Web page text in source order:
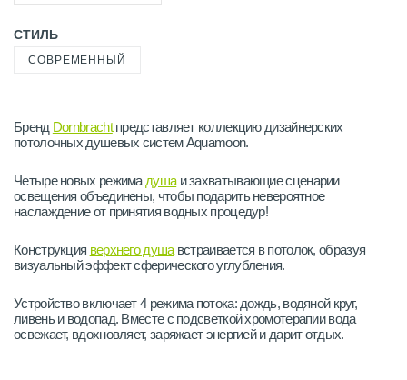
СТИЛЬ
СОВРЕМЕННЫЙ
Бренд Dornbrachtпредставляет коллекцию дизайнерских
потолочных душевых систем Aquamoon.
Четыре новых режима душаи захватывающие сценарии
освещения объединены, чтобы подарить невероятное
наслаждение от принятия водных процедур!
Конструкция верхнего душавстраивается в потолок, образуя
визуальный эффект сферического углубления.
Устройство включает 4 режима потока: дождь, водяной круг,
ливень и водопад. Вместе с подсветкой хромотерапии вода
освежает, вдохновляет, заряжает энергией и дарит отдых.